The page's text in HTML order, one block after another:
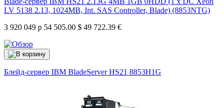
LV 5138 2.13, 1024MB, Int. SAS Controller, Blade) (8853NTG)
3 920 049 р 54 505.00 $ 49 722.39 €
Блейд-сервер IBM BladeServer HS21 8853H1G